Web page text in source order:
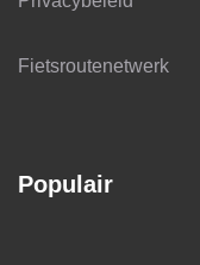
Fietsroutenetwerk
Populair